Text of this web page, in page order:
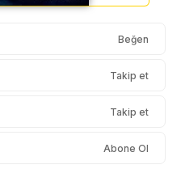
Beğen
Takip et
Takip et
Abone Ol